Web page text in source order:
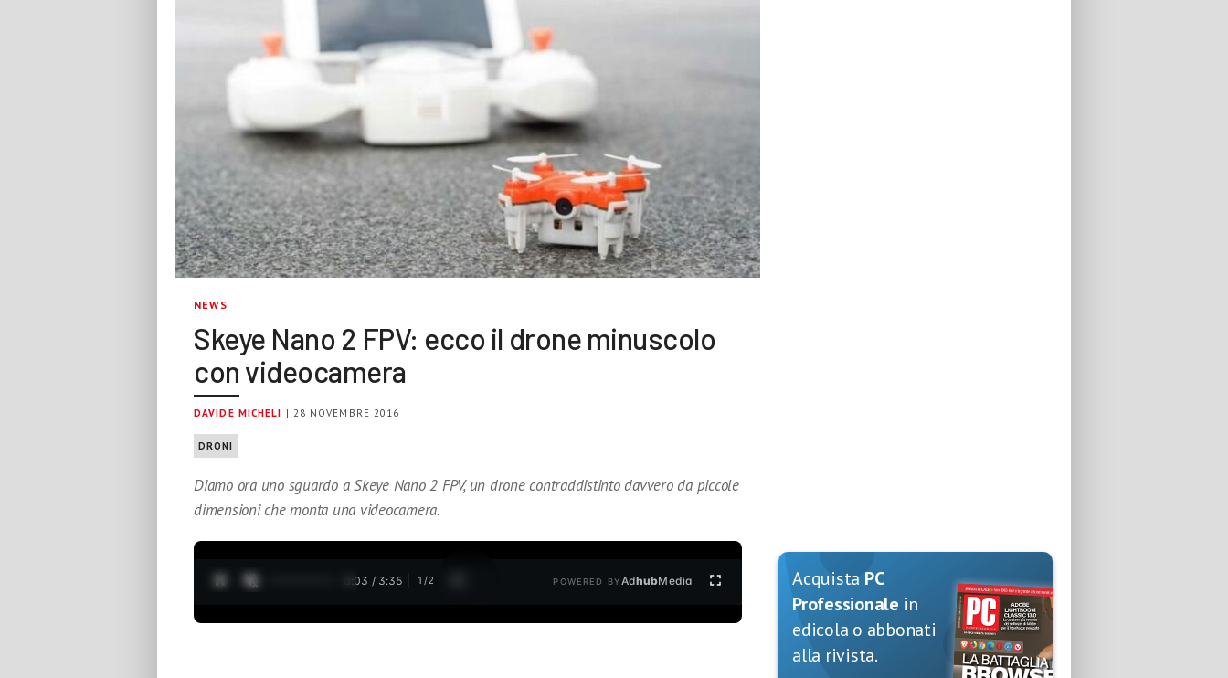
NEWS
Skeye Nano 2 FPV: ecco il drone minuscolo
con videocamera
DAVIDE MICHELI | 28 NOVEMBRE 2016
DRONI
Diamo ora uno sguardo a Skeye Nano 2 FPV, un drone contraddistinto davvero da piccole
dimensioni che monta una videocamera.
0:04 / 3:35 1 /2 POWERED BYAdhubMedia Acquista PC
Professionale in
edicola o abbonati
alla rivista.